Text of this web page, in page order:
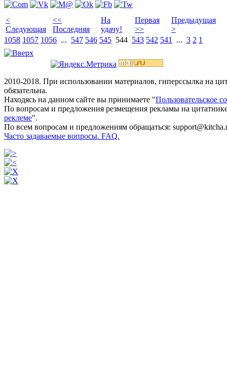
<
Следующая
<<
Последняя
На
удачу!
Первая
>>
Предыдущая
>
1058 1057 1056 ... 547 546 545 544 543 542 541 ... 3 2 1
2010-2018. При использовании материалов, гиперссылка на
обязательна.
Находясь на данном сайте вы принимаете "Пользовательское
По вопросам и предложения резмещения рекламы на
реклеме".
По всем вопросам и предложениям обращаться:
Часто задаваемые вопросы. FAQ.